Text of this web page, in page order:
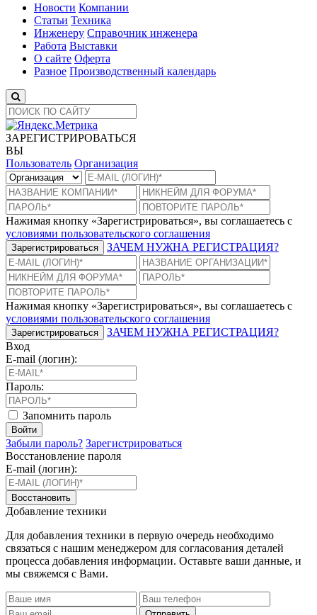
Новости Компании
Статьи Техника
Инженеру Справочник инженера
Работа Выставки
О сайте Оферта
Разное Производственный календарь
ЗАРЕГИСТРИРОВАТЬСЯ
ВЫ
Пользователь Организация
Нажимая кнопку «Зарегистрироваться», вы соглашаетесь с
условиями пользовательского соглашения
Зарегистрироваться ЗАЧЕМ НУЖНА РЕГИСТРАЦИЯ?
Нажимая кнопку «Зарегистрироваться», вы соглашаетесь с
условиями пользовательского соглашения
Зарегистрироваться
ЗАЧЕМ НУЖНА РЕГИСТРАЦИЯ?
Вход
E-mail (логин):
Пароль:
Запомнить пароль
Войти
Забыли пароль? Зарегистрироваться
Восстановление пароля
E-mail (логин):
Восстановить
Добавление техники
Для добавления техники в первую очередь необходимо
связаться с нашим менеджером для согласования деталей
процесса добавления информации. Оставьте ваши данные, и
мы свяжемся с Вами.